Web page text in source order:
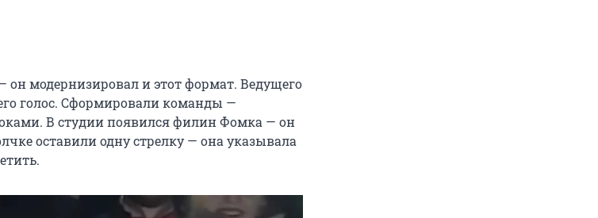
модернизировал и этот формат. Ведущего
голос. Сформировали команды —
В студии появился филин Фомка — он
оставили одну стрелку — она указывала